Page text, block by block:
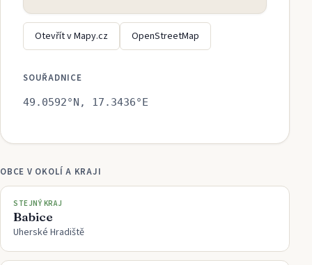
Otevřít v Mapy.cz OpenStreetMap
SOUŘADNICE
49.0592°N, 17.3436°E
OBCE V OKOLÍ A KRAJI
STEJNÝ KRAJ
Babice
Uherské Hradiště